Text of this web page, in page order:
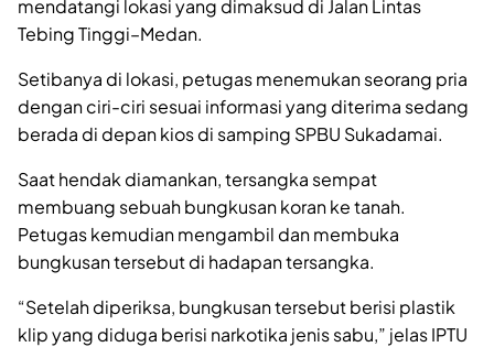
mendatangi lokasi yang dimaksud di Jalan Lintas
Tebing Tinggi–Medan.
Setibanya di lokasi, petugas menemukan seorang pria
dengan ciri-ciri sesuai informasi yang diterima sedang
berada di depan kios di samping SPBU Sukadamai.
Saat hendak diamankan, tersangka sempat
membuang sebuah bungkusan koran ke tanah.
Petugas kemudian mengambil dan membuka
bungkusan tersebut di hadapan tersangka.
“Setelah diperiksa, bungkusan tersebut berisi plastik
klip yang diduga berisi narkotika jenis sabu,” jelas IPTU